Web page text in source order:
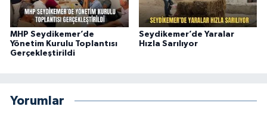
MHP Seydikemer’de
Yönetim Kurulu Toplantısı
Gerçekleştirildi
Seydikemer’de Yaralar
Hızla Sarılıyor
Yorumlar